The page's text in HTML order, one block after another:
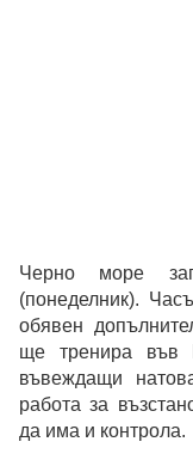
Черно море
(понеделник).
обявен
ще тренира във
въвеждащи
работа за
да има и контрола.